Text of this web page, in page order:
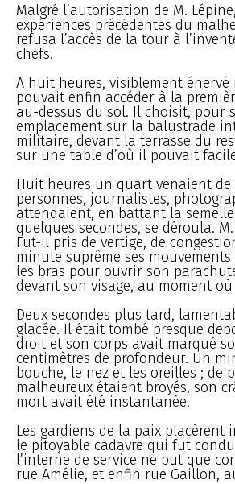
Malgré l’autorisation de M.
expériences précédentes du
refusa l’accès de la tour à
chefs.
A huit heures, visiblement
pouvait enfin accéder à la
au-dessus du sol. Il choisit, pour
emplacement sur la balustrade
militaire, devant la terrasse du
sur une table d’où il pouvait
Huit heures un quart venaient
personnes, journalistes,
attendaient, en battant la
quelques secondes, se déroula.
Fut-il pris de vertige, de
minute suprême ses
les bras pour ouvrir son
devant son visage, au moment
Deux secondes plus tard,
glacée. Il était tombé presque
droit et son corps avait marqué
centimètres de profondeur. Un
bouche, le nez et les oreilles ; de
malheureux étaient broyés, son
mort avait été instantanée.
Les gardiens de la paix
le pitoyable cadavre qui fut
l’interne de service ne put que
rue Amélie, et enfin rue Gaillon,